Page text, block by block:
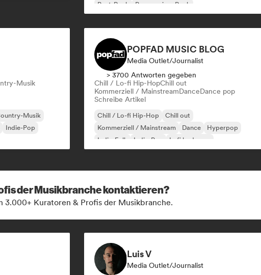
Post-Rock
Progressiver Rock
Musik
Musik
Indie-Pop
POPFAD MUSIC BLOG
Media Outlet/Journalist
> 3700 Antworten gegeben
Chill / Lo-fi Hip-HopChill out
Kommerziell / MainstreamDanceDance pop
Schreibe Artikel
Chill / Lo-fi Hip-Hop
Chill out
Kommerziell / Mainstream
Dance
Hyperpop
Indie-Folk
Indie-Pop Lofi bedroom
der Musikbranche kontaktieren?
3.000+ Kuratoren & Profis der Musikbranche.
Luis V
Media Outlet/Journalist